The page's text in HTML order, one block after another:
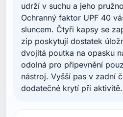
udrží v suchu a jeho
Ochranný faktor UPF 40
sluncem. Čtyři kapsy se
zip poskytují dostatek
dvojitá poutka na opasku
odolná pro připevnění
nástroj. Vyšší pas v zadní
dodatečné krytí při aktivitě.